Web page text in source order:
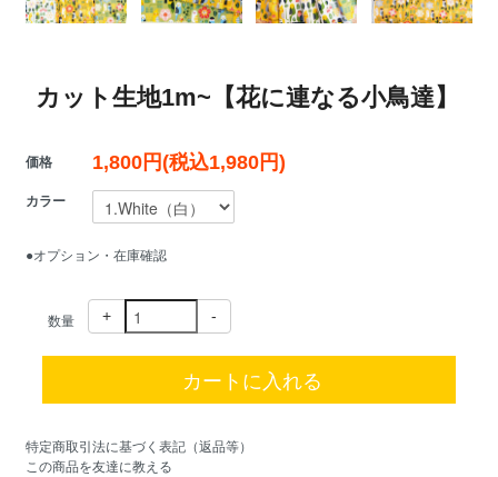
カット生地1m~【花に連なる小鳥達】
価格 1,800円(税込1,980円)
カラー
●オプション・在庫確認
数量 + -
特定商取引法に基づく表記（返品等）
この商品を友達に教える